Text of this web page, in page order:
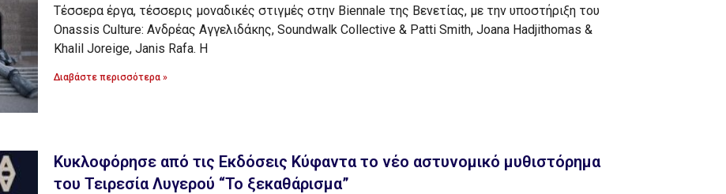
Τέσσερα έργα, τέσσερις μοναδικές στιγμές στην Biennale της Βενετίας, με την υποστήριξη του
Onassis Culture: Ανδρέας Αγγελιδάκης, Soundwalk Collective & Patti Smith, Joana Hadjithomas &
Khalil Joreige, Janis Rafa. Η
Διαβάστε περισσότερα »
Κυκλοφόρησε από τις Εκδόσεις Κύφαντα το νέο αστυνομικό μυθιστόρημα
του Τειρεσία Λυγερού “Το ξεκαθάρισμα”